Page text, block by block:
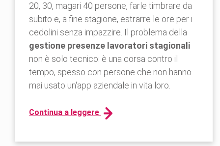
20, 30, magari 40 persone, farle timbrare da
subito e, a fine stagione, estrarre le ore per i
cedolini senza impazzire. Il problema della
gestione presenze lavoratori stagionali
non è solo tecnico: è una corsa contro il
tempo, spesso con persone che non hanno
mai usato un'app aziendale in vita loro.
Continua a leggere